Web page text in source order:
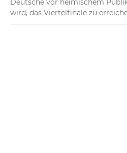
Deutsche vor heimischem
wird, das Viertelfinale zu